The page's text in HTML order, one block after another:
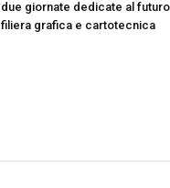
due giornate dedicate al
filiera grafica e cartotecnica